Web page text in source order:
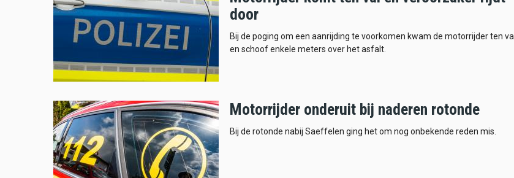
door
Bij de poging om een aanrijding te voorkomen kwam de motorrijder ten val
en schoof enkele meters over het asfalt.
Motorrijder onderuit bij naderen rotonde
Bij de rotonde nabij Saeffelen ging het om nog onbekende reden mis.